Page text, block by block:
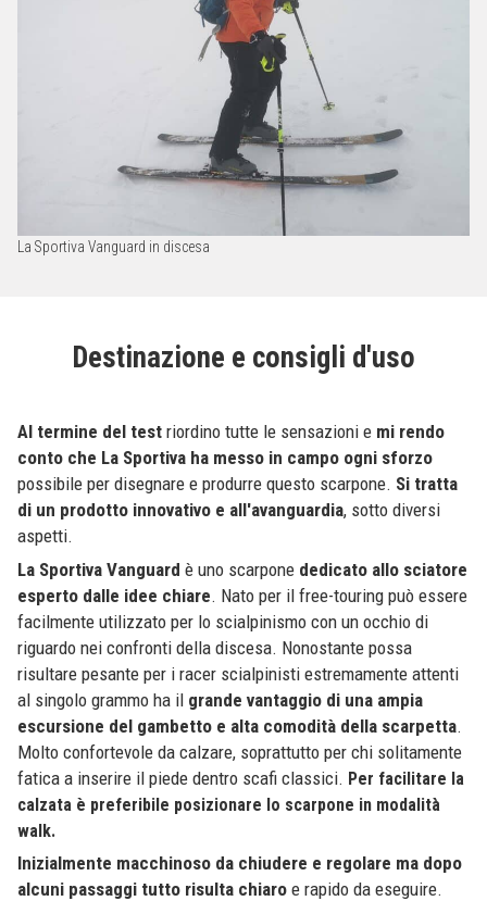
La Sportiva Vanguard in discesa
Destinazione e consigli d'uso
Al termine del test riordino tutte le sensazioni e mi rendo
conto che La Sportiva ha messo in campo ogni sforzo
possibile per disegnare e produrre questo scarpone. Si tratta
di un prodotto innovativo e all'avanguardia, sotto diversi
aspetti.
La Sportiva Vanguard è uno scarpone dedicato allo sciatore
esperto dalle idee chiare. Nato per il free-touring può essere
facilmente utilizzato per lo scialpinismo con un occhio di
riguardo nei confronti della discesa. Nonostante possa
risultare pesante per i racer scialpinisti estremamente attenti
al singolo grammo ha il grande vantaggio di una ampia
escursione del gambetto e alta comodità della scarpetta.
Molto confortevole da calzare, soprattutto per chi solitamente
fatica a inserire il piede dentro scafi classici. Per facilitare la
calzata è preferibile posizionare lo scarpone in modalità
walk.
Inizialmente macchinoso da chiudere e regolare ma dopo
alcuni passaggi tutto risulta chiaro e rapido da eseguire.